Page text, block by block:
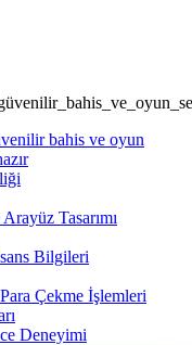
bahis ve oyun
Tasarımı
Bilgileri
Çekme İşlemleri
Deneyimi